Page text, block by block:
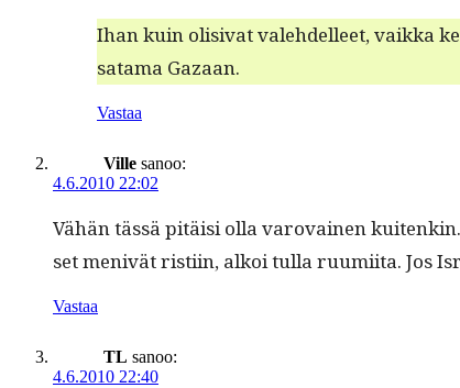
Ihan kuin oli­si­vat vale­hdelleet, vaik­ka
sata­ma Gazaan.
Vastaa
Ville sanoo:
4.6.2010 22:02
Vähän tässä pitäisi olla varovainen
set menivät ris­ti­in, alkoi tul­la ruumi­ita. Jos
Vastaa
TL sanoo:
4.6.2010 22:40